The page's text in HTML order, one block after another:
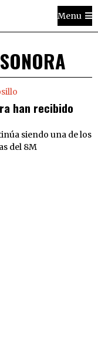
Menu
han recibido
siendo una de los
del 8M